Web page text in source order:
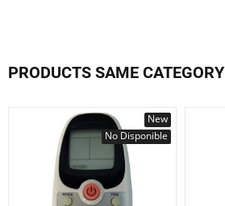
PRODUCTS SAME CATEGORY
New
No Disponible